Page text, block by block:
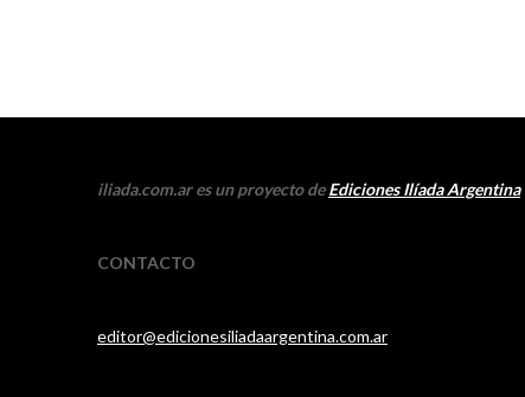
iliada.com.ar es un proyecto deEdiciones Ilíada Argentina
CONTACTO
editor@edicionesiliadaargentina.com.ar